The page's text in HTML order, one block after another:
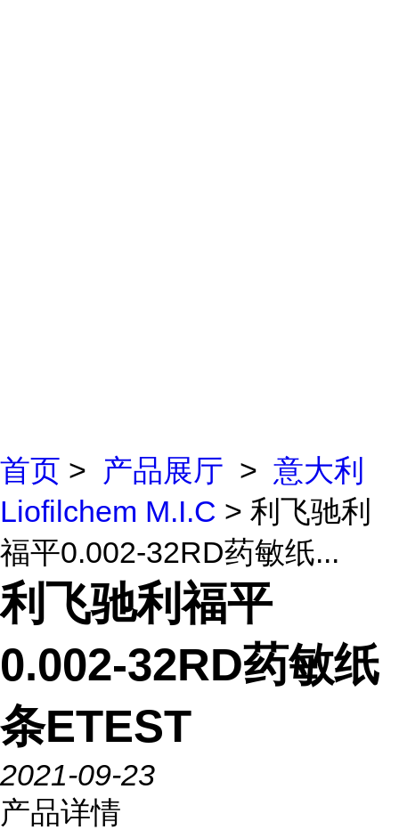
首页 > 产品展厅 > 意大利
Liofilchem M.I.C > 利飞驰利
福平0.002-32RD药敏纸...
利飞驰利福平
0.002-32RD药敏纸
条ETEST
2021-09-23
产品详情